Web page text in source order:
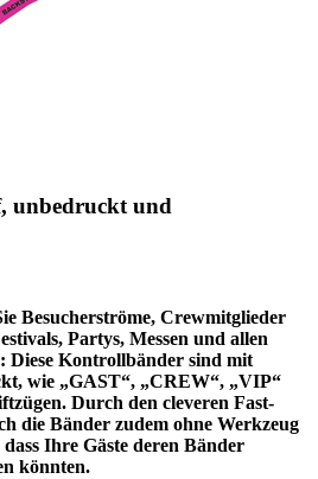
unbedruckt und
Besucherströme, Crewmitglieder
Partys, Messen und allen
Diese Kontrollbänder sind mit
wie „GAST“, „CREW“, „VIP“
Durch den cleveren Fast-
die Bänder zudem ohne Werkzeug
dass Ihre Gäste deren Bänder
könnten.